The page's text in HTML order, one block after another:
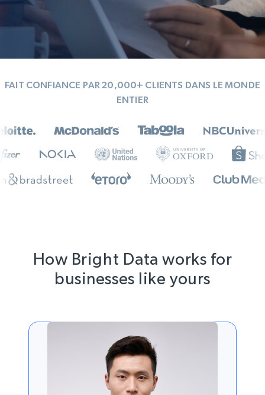
FAIT CONFIANCE PAR 20,000+ CLIENTS DANS LE MONDE
ENTIER
How Bright Data works for
businesses like yours